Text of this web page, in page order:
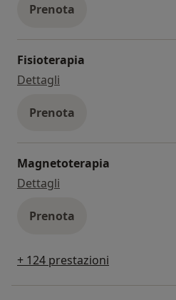
Prenota
Fisioterapia
Dettagli
Prenota
Magnetoterapia
Dettagli
Prenota
+ 124 prestazioni